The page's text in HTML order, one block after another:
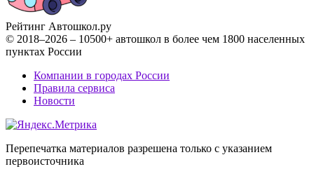
Рейтинг Автошкол.ру
© 2018–2026 – 10500+ автошкол в более чем 1800 населенных
пунктах России
Компании в городах России
Правила сервиса
Новости
Перепечатка материалов разрешена только с указанием
первоисточника